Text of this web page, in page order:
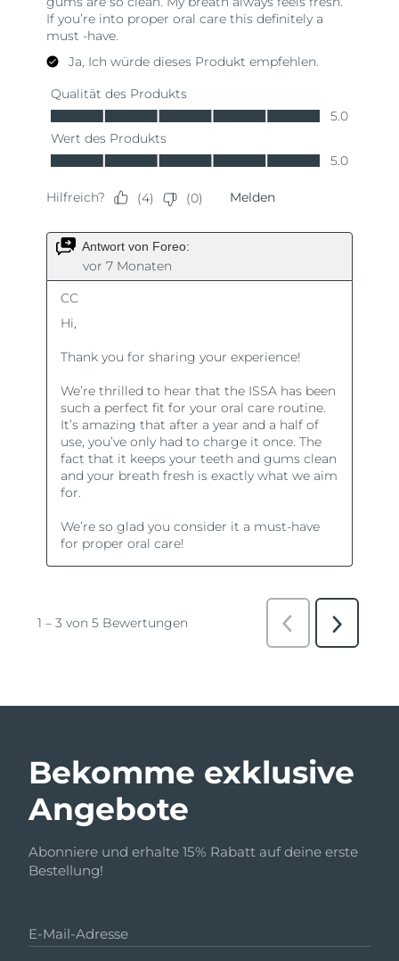
Bekomme exklusive
Angebote
Abonniere und erhalte 15% Rabatt auf deine erste
Bestellung!
E-Mail-Adresse